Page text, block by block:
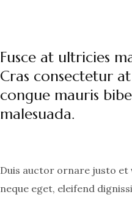
Fusce at ultricies
Cras consectetur
congue mauris
malesuada.
Duis auctor ornare justo et
neque eget, eleifend